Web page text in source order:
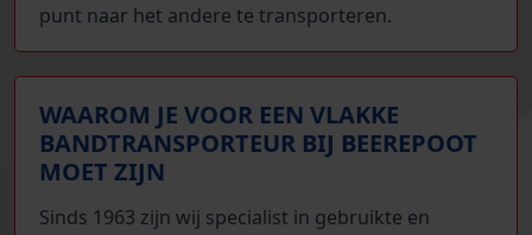
punt naar het andere te transporteren.
WAAROM JE VOOR EEN VLAKKE
BANDTRANSPORTEUR BIJ BEEREPOOT
MOET ZIJN
Sinds 1963 zijn wij specialist in gebruikte en